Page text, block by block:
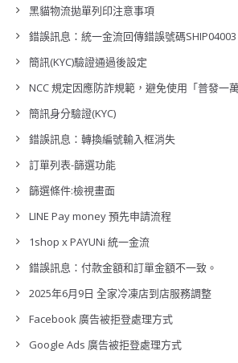
黑貓物流拋單列印注意事項
錯誤訊息：統一金流回傳錯誤號碼SHIP04003
簡訊(KYC)驗證通過後設定
NCC 規定因應防詐規範，避免使用「普發一
簡訊身分驗證(KYC)
錯誤訊息：轉換編號輸入框消失
訂單列表-篩選功能
篩選條件:檢視畫面
LINE Pay money 預先申請流程
1shop x PAYUNi 統一金流
錯誤訊息：付款金額和訂單金額不一致。
2025年6月9日 全家冷凍店到店服務調整
Facebook 廣告被拒登處理方式
Google Ads 廣告被拒登處理方式